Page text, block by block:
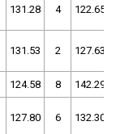
131.28 4 122.65
131.53 2 127.63
124.58 8 142.29
127.80 6 132.30